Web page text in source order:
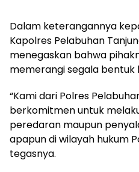
Dalam keterangannya
Kapolres Pelabuhan
menegaskan bahwa
memerangi segala bentuk
“Kami dari Polres
berkomitmen untuk
peredaran maupun
apapun di wilayah hukum
tegasnya.